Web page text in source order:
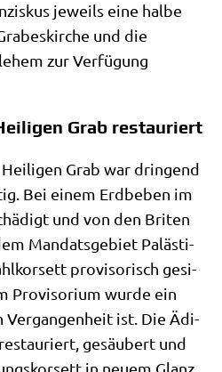
jeweils eine hal­be
und die
zur Ver­fü­gung
Grab restauriert
Grab war drin­gend
Bei einem Erd­be­ben im
und von den Bri­ten
Man­dats­ge­biet Palä­sti­
pro­vi­so­risch gesi­
Pro­vi­so­ri­um wur­de ein
Ver­gan­gen­heit ist. Die Ädi­
gesäu­bert und